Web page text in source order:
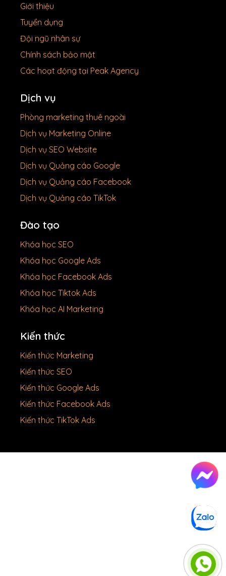
Giới thiệu
Tuyển dụng
Đội ngũ nhân sự
Chính sách bảo mật
Các hoạt động tại Peak Agency
Dịch vụ
Phòng marketing thuê ngoài
Dịch vụ Marketing Online
Dịch vụ SEO Website
Dịch vụ Quảng cáo Google
Dịch vụ Quảng cáo Facebook
Dịch vụ Quảng cáo TikTok
Đào tạo
Khóa học SEO
Khóa học Google Ads
Khóa học Facebook Ads
Khóa học Tiktok Ads
Khóa học AI Marketing
Kiến thức
Kiến thức Marketing
Kiến thức SEO
Kiến thức Google Ads
Kiến thức Facebook Ads
Kiến thức TikTok Ads